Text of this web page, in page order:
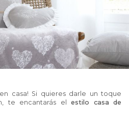
casa! Si quieres darle un toque
te encantarás elestilo casa de